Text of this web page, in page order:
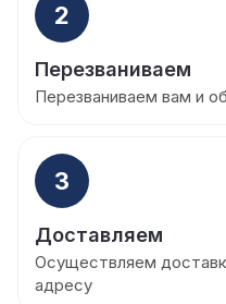
2
Перезваниваем
Перезваниваем вам и
3
Доставляем
Осуществляем
адресу